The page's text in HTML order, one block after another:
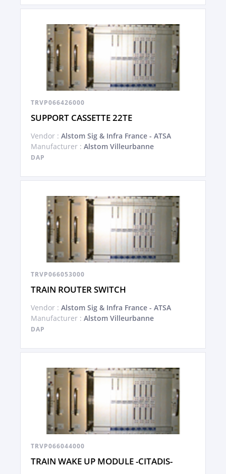
TRVP066426000
SUPPORT CASSETTE 22TE
Vendor : Alstom Sig & Infra France - ATSA
Manufacturer : Alstom Villeurbanne
DAP
TRVP066053000
TRAIN ROUTER SWITCH
Vendor : Alstom Sig & Infra France - ATSA
Manufacturer : Alstom Villeurbanne
DAP
TRVP066044000
TRAIN WAKE UP MODULE -CITADIS-